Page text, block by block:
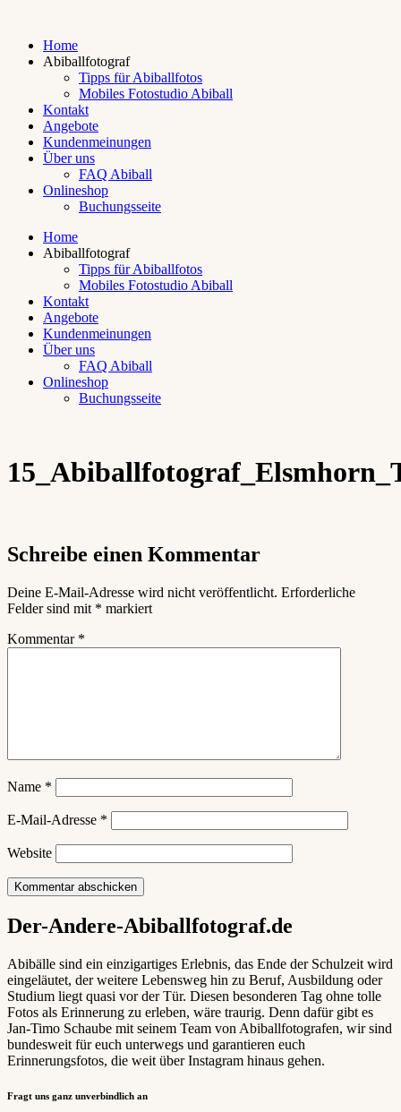
Home
Abiballfotograf
Tipps für Abiballfotos
Mobiles Fotostudio Abiball
Kontakt
Angebote
Kundenmeinungen
Über uns
FAQ Abiball
Onlineshop
Buchungsseite
Home
Abiballfotograf
Tipps für Abiballfotos
Mobiles Fotostudio Abiball
Kontakt
Angebote
Kundenmeinungen
Über uns
FAQ Abiball
Onlineshop
Buchungsseite
Schreibe einen Kommentar
Deine E-Mail-Adresse wird nicht veröffentlicht. Erforderliche
Felder sind mit * markiert
Kommentar *
Name *
E-Mail-Adresse *
Website
Der-Andere-Abiballfotograf.de
Abibälle sind ein einzigartiges Erlebnis, das Ende der Schulzeit wird
eingeläutet, der weitere Lebensweg hin zu Beruf, Ausbildung oder
Studium liegt quasi vor der Tür. Diesen besonderen Tag ohne tolle
Fotos als Erinnerung zu erleben, wäre traurig. Denn dafür gibt es
Jan-Timo Schaube mit seinem Team von Abiballfotografen, wir sind
bundesweit für euch unterwegs und garantieren euch
Erinnerungsfotos, die weit über Instagram hinaus gehen.
Fragt uns ganz unverbindlich an